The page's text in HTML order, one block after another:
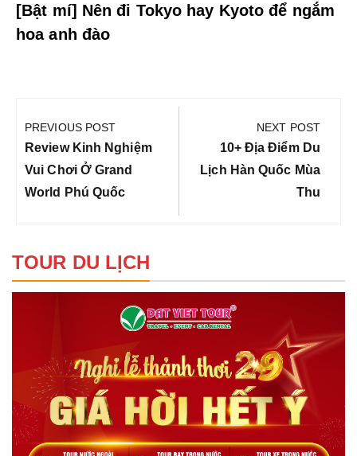
[Bật mí] Nên đi Tokyo hay Kyoto để ngắm
hoa anh đào
hướng
bài
viết
PREVIOUS POST
Previous
Post:
Review Kinh Nghiệm
Vui Chơi Ở Grand
World Phú Quốc
NEXT POST
Next
Post:
10+ Địa Điểm Du
Lịch Hàn Quốc Mùa
Thu
TOUR DU LỊCH